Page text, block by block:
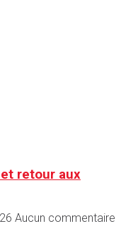
retour aux
Aucun commentaire